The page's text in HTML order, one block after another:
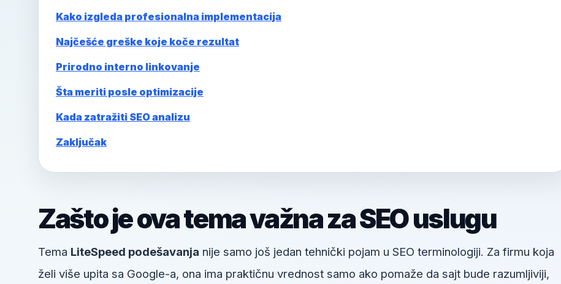
Kako izgleda profesionalna implementacija
Najčešće greške koje koče rezultat
Prirodno interno linkovanje
Šta meriti posle optimizacije
Kada zatražiti SEO analizu
Zaključak
Zašto je ova tema važna za SEO uslugu
Tema LiteSpeed podešavanja nije samo još jedan tehnički pojam u SEO terminologiji. Za firmu koja
želi više upita sa Google-a, ona ima praktičnu vrednost samo ako pomaže da sajt bude razumljiviji,